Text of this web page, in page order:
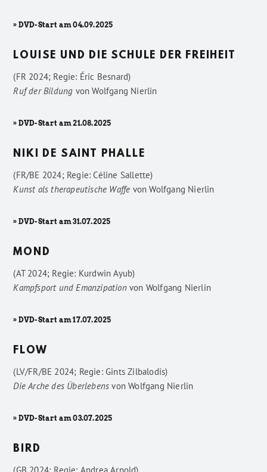
» DVD-Start am 04.09.2025
LOUISE UND DIE SCHULE DER FREIHEIT
(FR 2024; Regie: Éric Besnard)
Ruf der Bildung vonWolfgang Nierlin
» DVD-Start am 21.08.2025
NIKI DE SAINT PHALLE
(FR/BE 2024; Regie: Céline Sallette)
Kunst als therapeutische Waffe vonWolfgang Nierlin
» DVD-Start am 31.07.2025
MOND
(AT 2024; Regie: Kurdwin Ayub)
Kampfsport und Emanzipationvon Wolfgang Nierlin
» DVD-Start am 17.07.2025
FLOW
(LV/FR/BE 2024; Regie: Gints Zilbalodis)
Die Arche des Überlebens vonWolfgang Nierlin
» DVD-Start am 03.07.2025
BIRD
(GB 2024; Regie: Andrea Arnold)